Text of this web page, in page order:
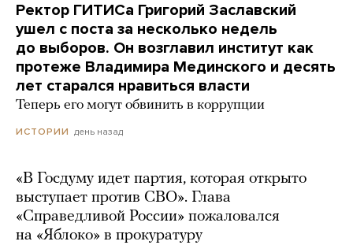
Ректор ГИТИСа Григорий Заславский
ушел с поста за несколько недель
до выборов. Он возглавил институт как
протеже Владимира Мединского и десять
лет старался нравиться власти
Теперь его могут обвинить в коррупции
ИСТОРИИ день назад
«В Госдуму идет партия, которая открыто
выступает против СВО». Глава
«Справедливой России» пожаловался
на «Яблоко» в прокуратуру